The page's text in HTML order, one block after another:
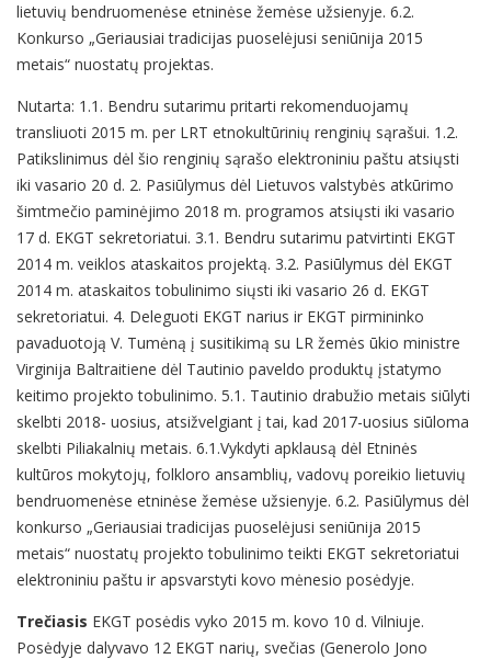
lietuvių bendruomenėse etninėse žemėse užsienyje. 6.2.
Konkurso „Geriausiai tradicijas puoselėjusi seniūnija 2015
metais“ nuostatų projektas.
Nutarta: 1.1. Bendru sutarimu pritarti rekomenduojamų
transliuoti 2015 m. per LRT etnokultūrinių renginių sąrašui. 1.2.
Patikslinimus dėl šio renginių sąrašo elektroniniu paštu atsiųsti
iki vasario 20 d. 2. Pasiūlymus dėl Lietuvos valstybės atkūrimo
šimtmečio paminėjimo 2018 m. programos atsiųsti iki vasario
17 d. EKGT sekretoriatui. 3.1. Bendru sutarimu patvirtinti EKGT
2014 m. veiklos ataskaitos projektą. 3.2. Pasiūlymus dėl EKGT
2014 m. ataskaitos tobulinimo siųsti iki vasario 26 d. EKGT
sekretoriatui. 4. Deleguoti EKGT narius ir EKGT pirmininko
pavaduotoją V. Tumėną į susitikimą su LR žemės ūkio ministre
Virginija Baltraitiene dėl Tautinio paveldo produktų įstatymo
keitimo projekto tobulinimo. 5.1. Tautinio drabužio metais siūlyti
skelbti 2018- uosius, atsižvelgiant į tai, kad 2017-uosius siūloma
skelbti Piliakalnių metais. 6.1.Vykdyti apklausą dėl Etninės
kultūros mokytojų, folkloro ansamblių, vadovų poreikio lietuvių
bendruomenėse etninėse žemėse užsienyje. 6.2. Pasiūlymus dėl
konkurso „Geriausiai tradicijas puoselėjusi seniūnija 2015
metais“ nuostatų projekto tobulinimo teikti EKGT sekretoriatui
elektroniniu paštu ir apsvarstyti kovo mėnesio posėdyje.
Trečiasis EKGT posėdis vyko 2015 m. kovo 10 d. Vilniuje.
Posėdyje dalyvavo 12 EKGT narių, svečias (Generolo Jono